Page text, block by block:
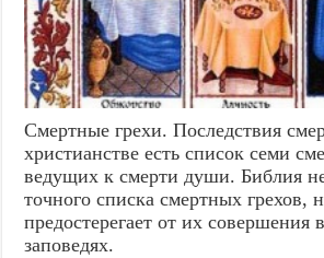
Смертные грехи. Последствия
христианстве есть список семи
ведущих к смерти души. Библия
точного списка смертных грехов,
предостерегает от их совершения
заповедях.